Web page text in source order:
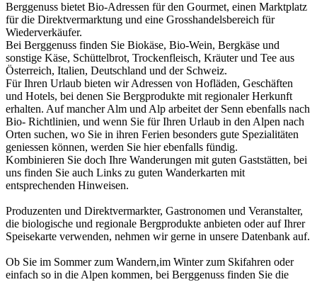
Berggenuss bietet Bio-Adressen für den Gourmet, einen Marktplatz
für die Direktvermarktung und eine Grosshandelsbereich für
Wiederverkäufer.
Bei Berggenuss finden Sie Biokäse, Bio-Wein, Bergkäse und
sonstige Käse, Schüttelbrot, Trockenfleisch, Kräuter und Tee aus
Österreich, Italien, Deutschland und der Schweiz.
Für Ihren Urlaub bieten wir Adressen von Hofläden, Geschäften
und Hotels, bei denen Sie Bergprodukte mit regionaler Herkunft
erhalten. Auf mancher Alm und Alp arbeitet der Senn ebenfalls nach
Bio- Richtlinien, und wenn Sie für Ihren Urlaub in den Alpen nach
Orten suchen, wo Sie in ihren Ferien besonders gute Spezialitäten
geniessen können, werden Sie hier ebenfalls fündig.
Kombinieren Sie doch Ihre Wanderungen mit guten Gaststätten, bei
uns finden Sie auch Links zu guten Wanderkarten mit
entsprechenden Hinweisen.
Produzenten und Direktvermarkter, Gastronomen und Veranstalter,
die biologische und regionale Bergprodukte anbieten oder auf Ihrer
Speisekarte verwenden, nehmen wir gerne in unsere Datenbank auf.
Ob Sie im Sommer zum Wandern,im Winter zum Skifahren oder
einfach so in die Alpen kommen, bei Berggenuss finden Sie die